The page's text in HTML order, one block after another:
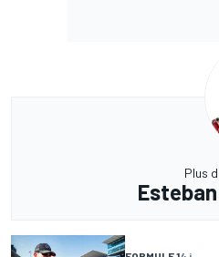
Plus